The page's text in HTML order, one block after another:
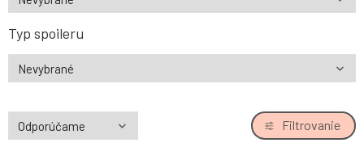
Typ spoileru
Filtrovanie